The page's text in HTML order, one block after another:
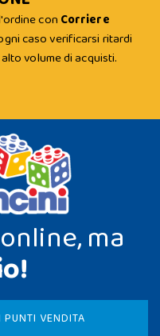
con Corriere
caso verificarsi ritardi
volume di acquisti.
ma
VENDITA